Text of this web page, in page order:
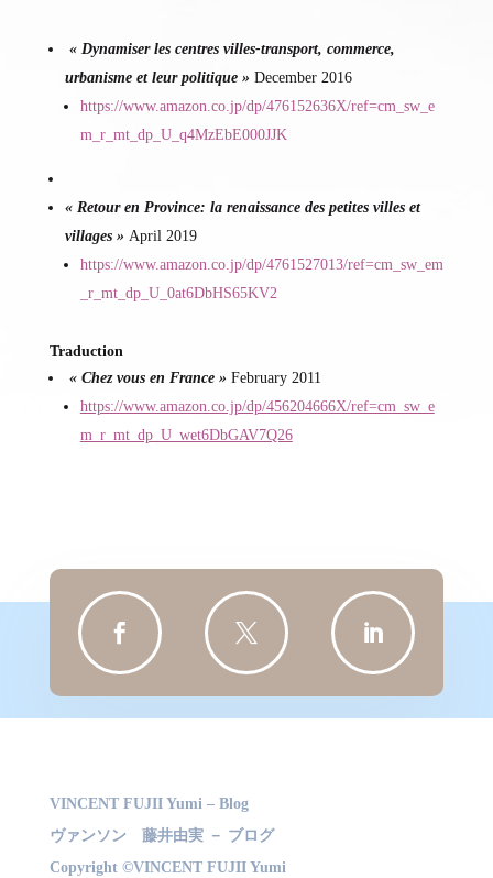
« Dynamiser les centres villes-transport, commerce,
urbanisme et leur politique » December 2016
https://www.amazon.co.jp/dp/476152636X/ref=cm_sw_e
m_r_mt_dp_U_q4MzEbE000JJK
« Retour en Province: la renaissance des petites villes et
villages » April 2019
https://www.amazon.co.jp/dp/4761527013/ref=cm_sw_em
_r_mt_dp_U_0at6DbHS65KV2
Traduction
« Chez vous en France » February 2011
https://www.amazon.co.jp/dp/456204666X/ref=cm_sw_e
m_r_mt_dp_U_wet6DbGAV7Q26
  
VINCENT FUJII Yumi – Blog
ヴァンソン 藤井由実 － ブログ
Copyright ©VINCENT FUJII Yumi